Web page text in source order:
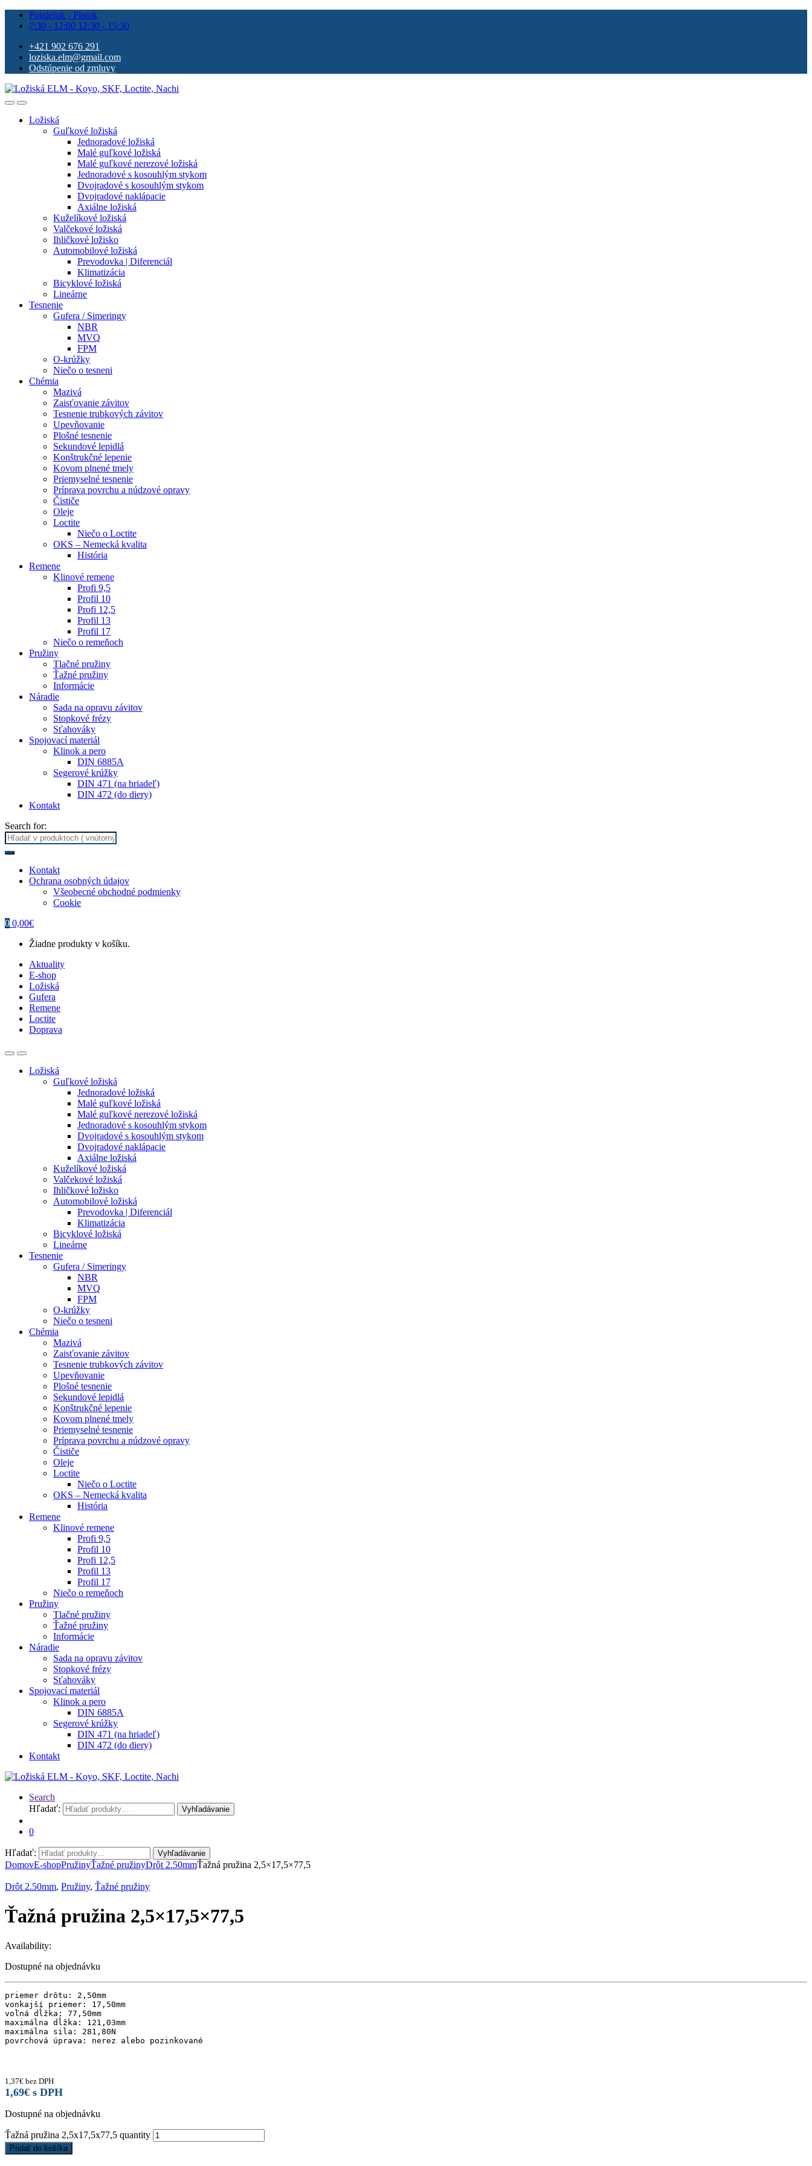
Pondelok - Piatok
7:30 - 12:00 12:30 - 15:30
+421 902 676 291
loziska.elm@gmail.com
Odstúpenie od zmluvy
Ložiská
Guľkové ložiská
Jednoradové ložiská
Malé guľkové ložiská
Malé guľkové nerezové ložiská
Jednoradové s kosouhlým stykom
Dvojradové s kosouhlým stykom
Dvojradové naklápacie
Axiálne ložiská
Kuželíkové ložiská
Valčekové ložiská
Ihličkové ložisko
Automobilové ložiská
Prevodovka | Diferenciál
Klimatizácia
Bicyklové ložiská
Lineárne
Tesnenie
Gufera / Simeringy
NBR
MVQ
FPM
O-krúžky
Niečo o tesneni
Chémia
Mazivá
Zaisťovanie závitov
Tesnenie trubkových závitov
Upevňovanie
Plošné tesnenie
Sekundové lepidlá
Konštrukčné lepenie
Kovom plnené tmely
Priemyselné tesnenie
Príprava povrchu a núdzové opravy
Čističe
Oleje
Loctite
Niečo o Loctite
OKS – Nemecká kvalita
História
Remene
Klinové remene
Profi 9,5
Profil 10
Profi 12,5
Profil 13
Profil 17
Niečo o remeňoch
Pružiny
Tlačné pružiny
Ťažné pružiny
Informácie
Náradie
Sada na opravu závitov
Stopkové frézy
Sťahováky
Spojovací materiál
Klinok a pero
DIN 6885A
Segerové krúžky
DIN 471 (na hriadeľ)
DIN 472 (do diery)
Kontakt
Search for:
Kontakt
Ochrana osobných údajov
Všeobecné obchodné podmienky
Cookie
0 0,00€
Žiadne produkty v košíku.
Aktuality
E-shop
Ložiská
Gufera
Remene
Loctite
Doprava
Ložiská
Guľkové ložiská
Jednoradové ložiská
Malé guľkové ložiská
Malé guľkové nerezové ložiská
Jednoradové s kosouhlým stykom
Dvojradové s kosouhlým stykom
Dvojradové naklápacie
Axiálne ložiská
Kuželíkové ložiská
Valčekové ložiská
Ihličkové ložisko
Automobilové ložiská
Prevodovka | Diferenciál
Klimatizácia
Bicyklové ložiská
Lineárne
Tesnenie
Gufera / Simeringy
NBR
MVQ
FPM
O-krúžky
Niečo o tesneni
Chémia
Mazivá
Zaisťovanie závitov
Tesnenie trubkových závitov
Upevňovanie
Plošné tesnenie
Sekundové lepidlá
Konštrukčné lepenie
Kovom plnené tmely
Priemyselné tesnenie
Príprava povrchu a núdzové opravy
Čističe
Oleje
Loctite
Niečo o Loctite
OKS – Nemecká kvalita
História
Remene
Klinové remene
Profi 9,5
Profil 10
Profi 12,5
Profil 13
Profil 17
Niečo o remeňoch
Pružiny
Tlačné pružiny
Ťažné pružiny
Informácie
Náradie
Sada na opravu závitov
Stopkové frézy
Sťahováky
Spojovací materiál
Klinok a pero
DIN 6885A
Segerové krúžky
DIN 471 (na hriadeľ)
DIN 472 (do diery)
Kontakt
Search
Hľadať:
Vyhľadávanie
0
Hľadať: Vyhľadávanie
DomovE-shopPružinyŤažné pružinyDrôt 2.50mmŤažná pružina 2,5×17,5×77,5
Drôt 2.50mm, Pružiny, Ťažné pružiny
Ťažná pružina 2,5×17,5×77,5
Availability:
Dostupné na objednávku
priemer drôtu: 2,50mm
vonkajší priemer: 17,50mm
voľná dĺžka: 77,50mm
maximálna dĺžka: 121,03mm
maximálna sila: 281,80N
povrchová úprava: nerez alebo pozinkované
1,37€ bez DPH
1,69€ s DPH
Dostupné na objednávku
Ťažná pružina 2,5x17,5x77,5 quantity
Pridať do košíka